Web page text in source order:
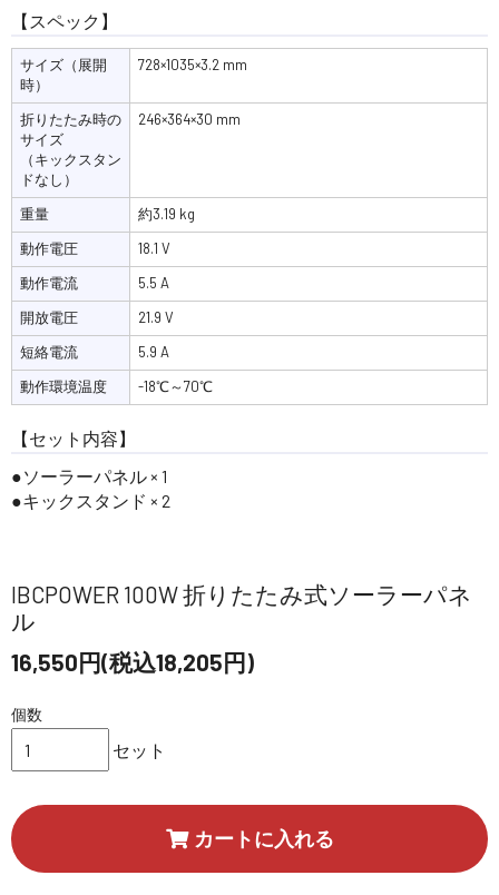
【スペック】
サイズ（展開
時）
728×1035×3.2 mm
折りたたみ時の
サイズ
（キックスタン
ドなし）
246×364×30 mm
重量
約3.19 kg
動作電圧
18.1 V
動作電流
5.5 A
開放電圧
21.9 V
短絡電流
5.9 A
動作環境温度
-18℃～70℃
【セット内容】
ソーラーパネル × 1
キックスタンド × 2
IBCPOWER 100W 折りたたみ式ソーラーパネ
ル
16,550円(税込18,205円)
個数
セット
カートに入れる